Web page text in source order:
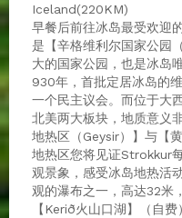
Iceland(220KM)
早餐后前往冰岛最受欢迎
是【辛格维利尔国家公园
大的国家公园，也是冰岛
930年，首批定居冰岛的
一个民主议会。而位于大
北美两大板块，地质意义
地热区（Geysir）】与【
地热区您将见证Strokkur
观景象，感受冰岛地热活
观的瀑布之一，高达32米
【Kerið火山口湖】（自